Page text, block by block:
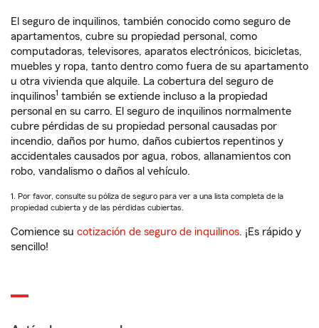
El seguro de inquilinos, también conocido como seguro de
apartamentos, cubre su propiedad personal, como
computadoras, televisores, aparatos electrónicos, bicicletas,
muebles y ropa, tanto dentro como fuera de su apartamento
u otra vivienda que alquile. La cobertura del seguro de
inquilinos1 también se extiende incluso a la propiedad
personal en su carro. El seguro de inquilinos normalmente
cubre pérdidas de su propiedad personal causadas por
incendio, daños por humo, daños cubiertos repentinos y
accidentales causados por agua, robos, allanamientos con
robo, vandalismo o daños al vehículo.
1. Por favor, consulte su póliza de seguro para ver a una lista completa de la
propiedad cubierta y de las pérdidas cubiertas.
Comience su cotización de seguro de inquilinos. ¡Es rápido y
sencillo!